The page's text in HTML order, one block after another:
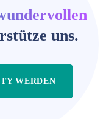
uns.
WERDEN